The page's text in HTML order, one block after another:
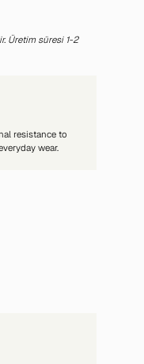
Üretim süresi 1-2
resistance to
wear.